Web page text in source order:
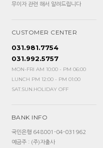
무이자 관련 해서 알려드립니다
CUSTOMER CENTER
031.981.7754
031.992.5757
MON-FRI AM 10:00 - PM 06:00
LUNCH PM 12:00 - PM 01:00
SAT.SUN.HOLIDAY OFF
BANK INFO
국민은행 648001-04-031962
예금주 : (주)자출사